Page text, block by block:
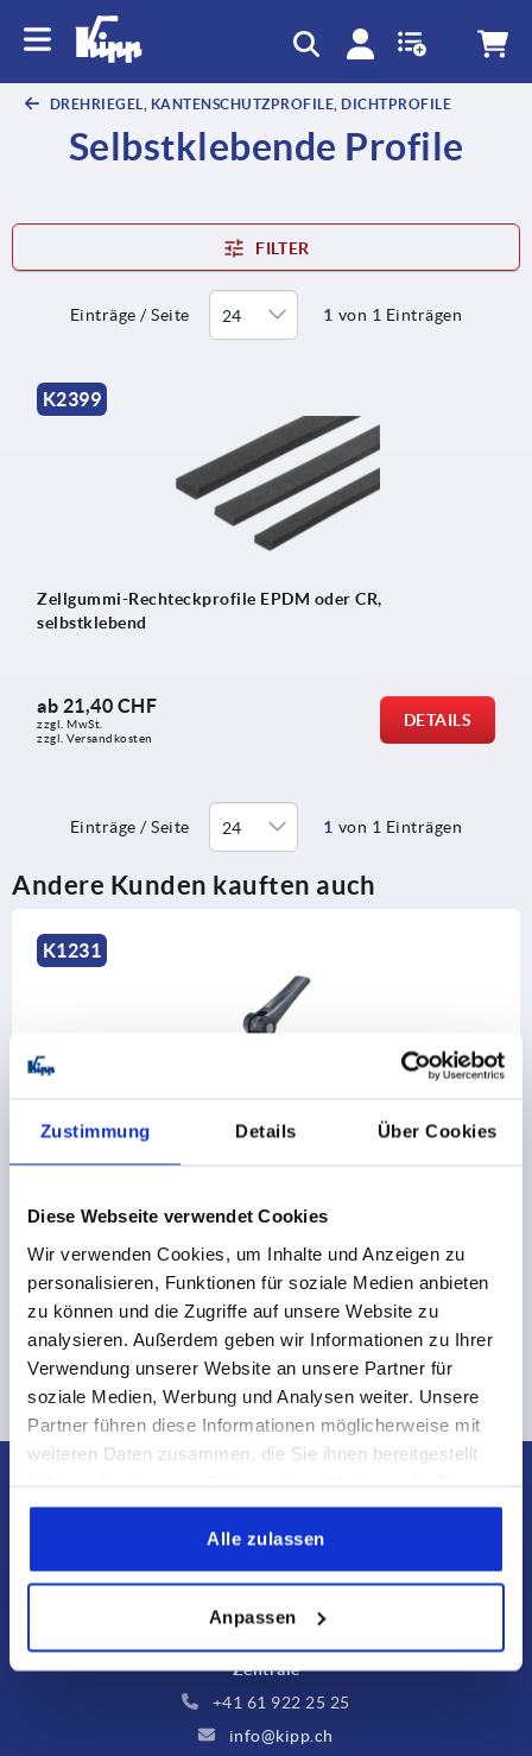
Zustimmung Details Über Cookies
Diese Webseite verwendet Cookies
Wir verwenden Cookies, um Inhalte und Anzeigen zu
personalisieren, Funktionen für soziale Medien anbieten
zu können und die Zugriffe auf unsere Website zu
analysieren. Außerdem geben wir Informationen zu Ihrer
Verwendung unserer Website an unsere Partner für
soziale Medien, Werbung und Analysen weiter. Unsere
Partner führen diese Informationen möglicherweise mit
weiteren Daten zusammen, die Sie ihnen bereitgestellt
gesammelt haben.
Alle zulassen
Anpassen
DREHRIEGEL, KANTENSCHUTZPROFILE, DICHTPROFILE
Selbstklebende Profile
FILTER
Einträge / Seite 1 von 1 Einträgen
K2399
Zellgummi-Rechteckprofile EPDM oder CR,
selbstklebend
ab 21,40 CHF
zzgl. MwSt.
zzgl. Versandkosten
DETAILS
Einträge / Seite 1 von 1 Einträgen
Andere Kunden kauften auch
K1231
ab194,88 CHF
zzgl. MwSt.
zzgl. Versandkosten
KIPP SCHWEIZ AG
4410 Liestal BL
Zentrale
+41 61 922 25 25
info@kipp.ch